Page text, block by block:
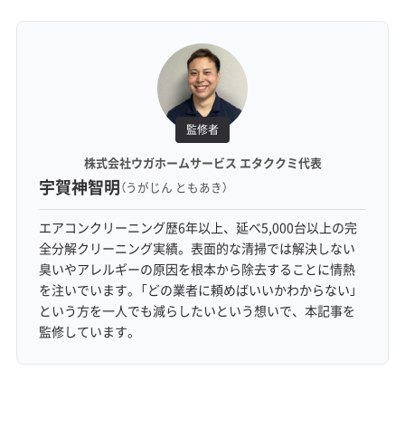
監修者
株式会社ウガホームサービス エタククミ代表
宇賀神智明（うがじん ともあき）
エアコンクリーニング歴6年以上、延べ5,000台以上の完
全分解クリーニング実績。表面的な清掃では解決しない
臭いやアレルギーの原因を根本から除去することに情熱
を注いでいます。「どの業者に頼めばいいかわからない」
という方を一人でも減らしたいという想いで、本記事を
監修しています。